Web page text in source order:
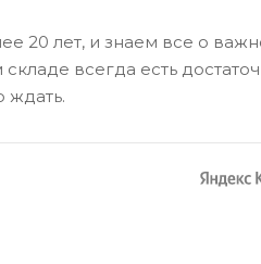
20 лет, и знаем все о
всегда есть
ждать.